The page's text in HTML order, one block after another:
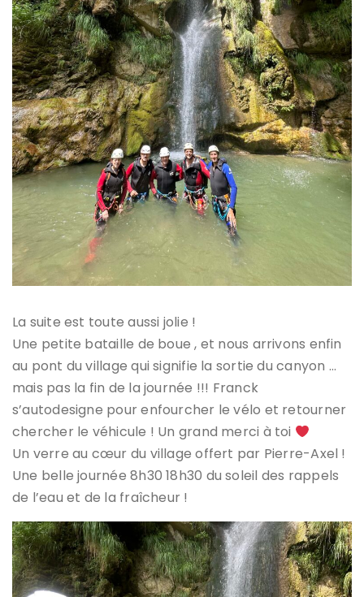
La suite est toute aussi jolie !
Une petite bataille de boue , et nous arrivons enfin
au pont du village qui signifie la sortie du canyon …
mais pas la fin de la journée !!! Franck
s’autodesigne pour enfourcher le vélo et retourner
chercher le véhicule ! Un grand merci à toi
Un verre au cœur du village offert par Pierre-Axel !
Une belle journée 8h30 18h30 du soleil des rappels
de l’eau et de la fraîcheur !